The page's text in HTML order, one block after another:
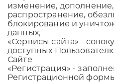
изменение,
распространение,
блокирование и
данных;
«Сервисы сайта» -
доступных
Сайте
«Регистрация» -
Регистрационной